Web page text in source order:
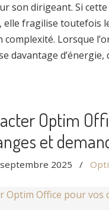
son dirigeant. Si
fragilise toutefois
complexité. Lorsque
davantage d’énergie,
Optim
et
2025 /